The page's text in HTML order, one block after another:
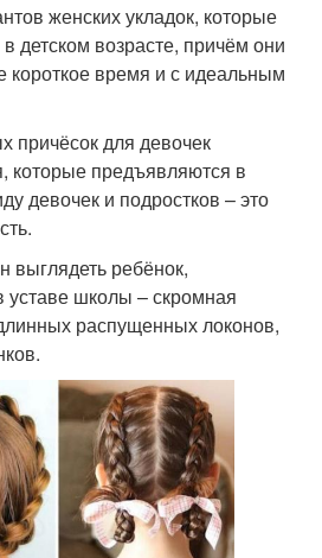
женских укладок, которые
детском возрасте, причём они
короткое время и с идеальным
причёсок для девочек
которые предъявляются в
девочек и подростков – это
выглядеть ребёнок,
уставе школы – скромная
распущенных локонов,